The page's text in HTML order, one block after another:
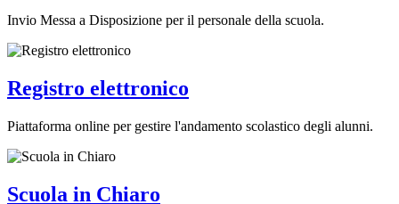
Invio Messa a Disposizione per il personale della scuola.
Registro elettronico
Piattaforma online per gestire l'andamento scolastico degli alunni.
Scuola in Chiaro